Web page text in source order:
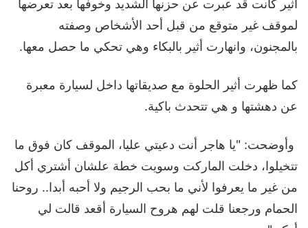
أثير كانت قد عبرت عن حزنها الشديد وخوفها بعد تعرضها
لموقف غير متوقع من قبل أحد الأشخاص وصفته
بالمجنون، وانهارت أثير بالبكاء وهي تحكي ما حصل معها.
كما ظهرت أثير الحلوة مع صديقاتها داخل لسيارة معبرة
عن دهشتها و هي تتحدث باكية.
وأوضحت: "يا هاجر أنت دعيتي عليا، الموقف كان فوق ما
تتخيلوا، دخلت الماركت وسويت خطة علشان أشتري أكل
من غير ما يعرفوا لأني ما بحب الرجيم ولا أحبه أبدا.. روحنا
الحمام ورجعنا قلت لهم هروح السيارة أقعد قالت لي